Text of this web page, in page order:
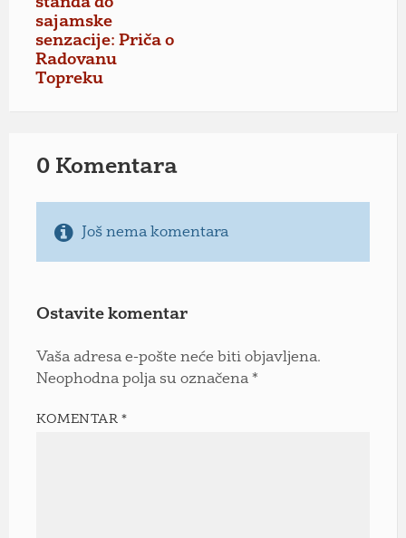
sajamske
senzacije: Priča o
Radovanu
Topreku
0 Komentara
Još nema komentara
Ostavite komentar
Vaša adresa e-pošte neće biti objavljena.
Neophodna polja su označena *
KOMENTAR*